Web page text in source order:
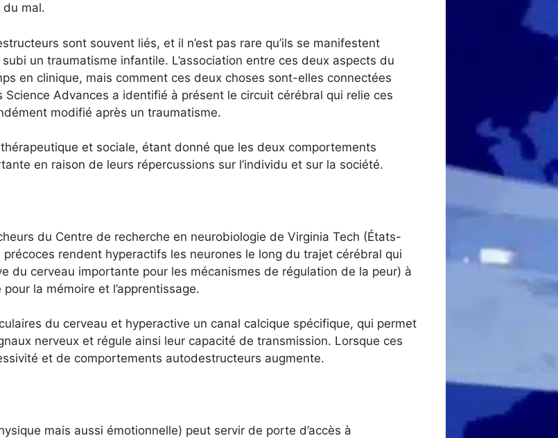
mal.
sont souvent liés, et il n’est pas rare qu’ils se manifestent
un traumatisme infantile. L’association entre ces deux aspects du
en clinique, mais comment ces deux choses sont-elles connectées
Advances a identifié à présent le circuit cérébral qui relie ces
modifié après un traumatisme.
et sociale, étant donné que les deux comportements
en raison de leurs répercussions sur l’individu et sur la société.
du Centre de recherche en neurobiologie de Virginia Tech (États-
rendent hyperactifs les neurones le long du trajet cérébral qui
du cerveau importante pour les mécanismes de régulation de la peur) à
la mémoire et l’apprentissage.
du cerveau et hyperactive un canal calcique spécifique, qui permet
nerveux et régule ainsi leur capacité de transmission. Lorsque ces
et de comportements autodestructeurs augmente.
mais aussi émotionnelle) peut servir de porte d’accès à